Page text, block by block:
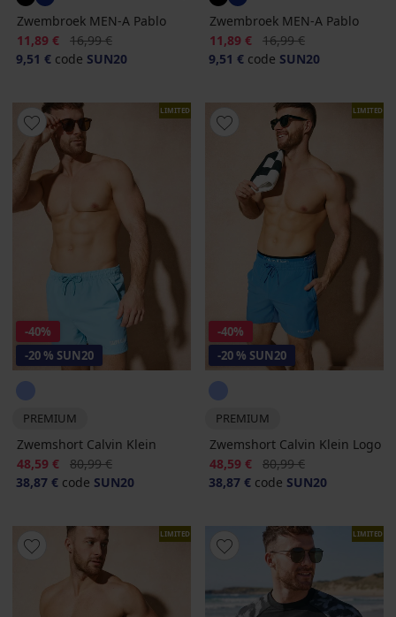
Zwembroek MEN-A Pablo
Korting
11,89 € Oorspronkelijke prijs
16,99 €
9,51 € code SUN20
Zwembroek MEN-A Pablo
Korting
11,89 € Oorspronkelijke prijs
16,99 €
9,51 € code SUN20
LIMITED
-40%
-20 % SUN20
PREMIUM
Zwemshort Calvin Klein
Korting
48,59 € Oorspronkelijke prijs
80,99 €
38,87 € code SUN20
LIMITED
-40%
-20 % SUN20
PREMIUM
Zwemshort Calvin Klein Logo
Korting
48,59 € Oorspronkelijke prijs
80,99 €
38,87 € code SUN20
LIMITED LIMITED